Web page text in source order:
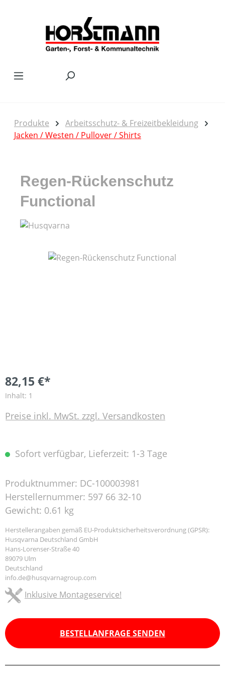
Produkte
Arbeitsschutz- & Freizeitbekleidung
Jacken / Westen / Pullover / Shirts
Regen-Rückenschutz
Functional
Bildergalerie überspringen
82,15 €*
Inhalt: 1
Preise inkl. MwSt. zzgl. Versandkosten
Sofort verfügbar, Lieferzeit: 1-3 Tage
Produktnummer: DC-100003981
Herstellernummer: 597 66 32-10
Gewicht: 0.61 kg
Herstellerangaben gemäß EU-Produktsicherheitsverordnung (GPSR):
Husqvarna Deutschland GmbH
Hans-Lorenser-Straße 40
89079 Ulm
Deutschland
info.de@husqvarnagroup.com
Inklusive Montageservice!
BESTELLANFRAGE SENDEN